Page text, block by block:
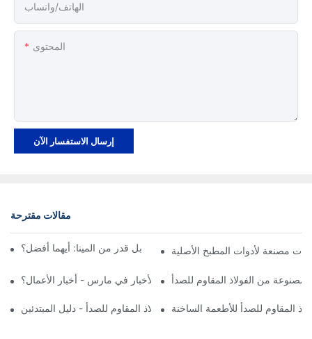
الهاتف/واتساب
المحتوى
إرسال الاستفسار الآن
مقالات مقترحة
قدر من الفولاذ المقاوم للصدأ مقابل قدر من المينا: أيهما أفضل؟
ما هي قواعد الأخبار في مارس - أخبار الأعمال؟ | ZHENNENG
من الفولاذ المقاوم للصدأ
أواني الطهي المصنوعة من الفولاذ المقاوم للصدأ - دليل المبتدئين
المقاوم للصدأ للأطعمة الساخنة